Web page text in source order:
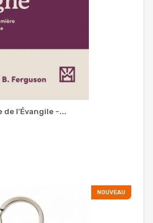
de l'Évangile -...
NOUVEAU